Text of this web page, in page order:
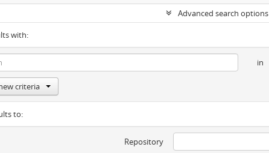
Advanced search options
with:
in
criteria
to:
Repository